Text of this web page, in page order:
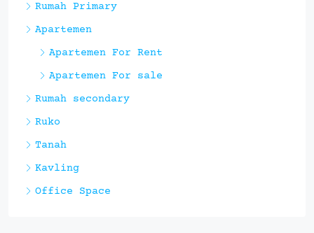
Rumah Primary
Apartemen
Apartemen For Rent
Apartemen For sale
Rumah secondary
Ruko
Tanah
Kavling
Office Space